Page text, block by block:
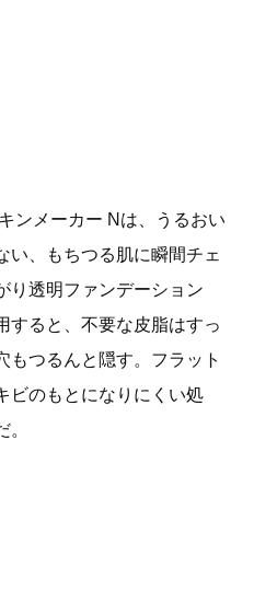
ンメーカー Nは、うるおい
い、もちつる肌に瞬間チェ
り透明ファンデーション
すると、不要な皮脂はすっ
もつるんと隠す。フラット
ビのもとになりにくい処